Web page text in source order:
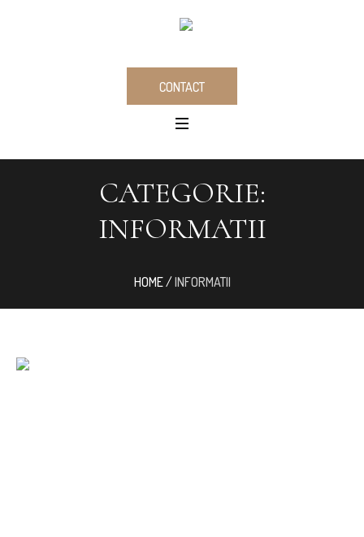
CONTACT
CATEGORIE:
INFORMATII
HOME/INFORMATII